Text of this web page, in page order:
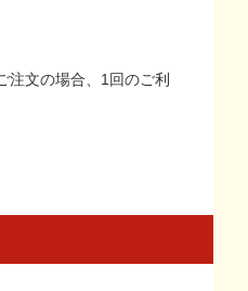
注文の場合、1回のご利